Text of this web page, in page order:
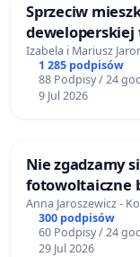
Sprzeciw
deweloperskiej
Bulwarów
Izabela i Mariusz
1 285 podpisów
88 Podpisy / 24
9 Jul 2026
Nie zgadzamy
fotowoltaiczne
mieszkańców
Anna Jaroszewicz -
300 podpisów
60 Podpisy / 24
29 Jul 2026